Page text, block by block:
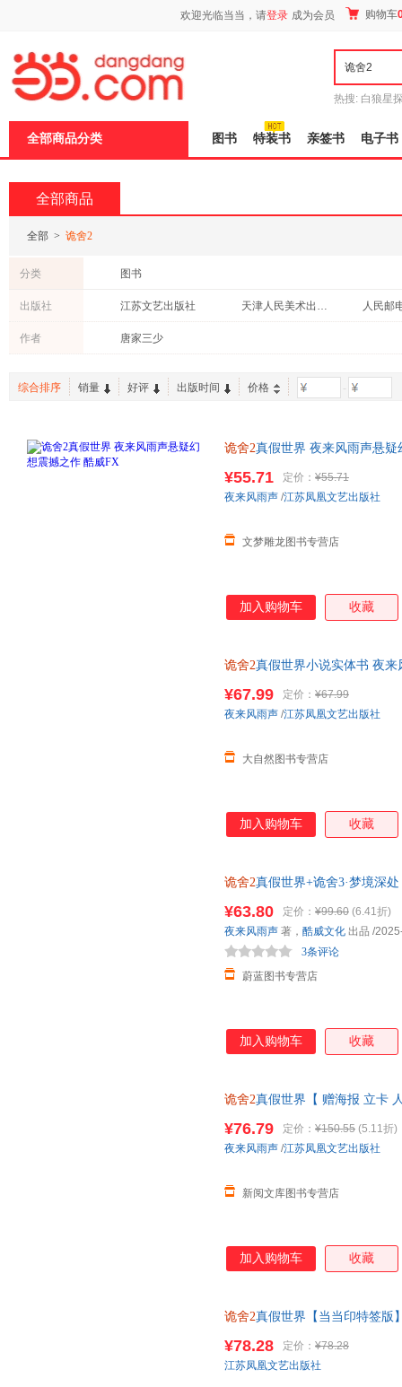
欢迎光临当当，请登录 成为会员 购物车
热搜: 白狼星
全部商品分类 图书 特装书 亲签书 电子书
全部商品
全部 > 诡舍2
分类 图书
出版社 江苏文艺出版社 天津人民美术出版社 人民邮
作者 唐家三少
综合排序 销量 好评 出版时间 价格 -
诡舍2真假世界 夜来风雨声悬
¥55.71 定价： ¥55.71
文梦雕龙图书专营店
夜来风雨声 /江苏凤凰文艺出版社
加入购物车 收藏
诡舍2真假世界小说实体书 夜
¥67.99 定价： ¥67.99
大自然图书专营店
夜来风雨声 /江苏凤凰文艺出版社
加入购物车 收藏
诡舍2真假世界+诡舍3·梦境深
理由退货让您购物无忧
¥63.80 定价： ¥99.60 (6.41折)
蔚蓝图书专营店
3条评论
夜来风雨声 著， 酷威文化 出品 /
加入购物车 收藏
诡舍2真假世界【 赠海报 立卡
¥76.79 定价： ¥150.55 (5.11折)
新阅文库图书专营店
夜来风雨声 /江苏凤凰文艺出版社
加入购物车 收藏
诡舍2真假世界【当当印特签版
¥78.28 定价： ¥78.28
江苏凤凰文艺出版社
页
加